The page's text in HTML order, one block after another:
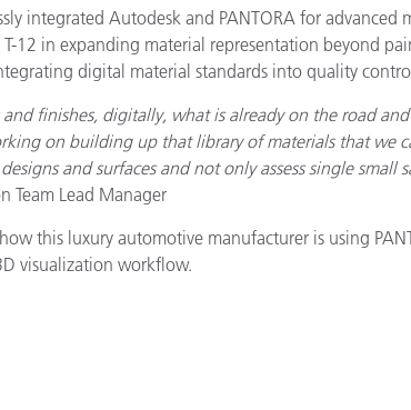
integrated Autodesk and PANTORA for advanced
12 in expanding material representation beyond
digital material standards into quality
finishes, digitally, what is already on the road
on building up that library of materials that we
and surfaces and not only assess single small
Team Lead Manager
this luxury automotive manufacturer is using
visualization workflow.